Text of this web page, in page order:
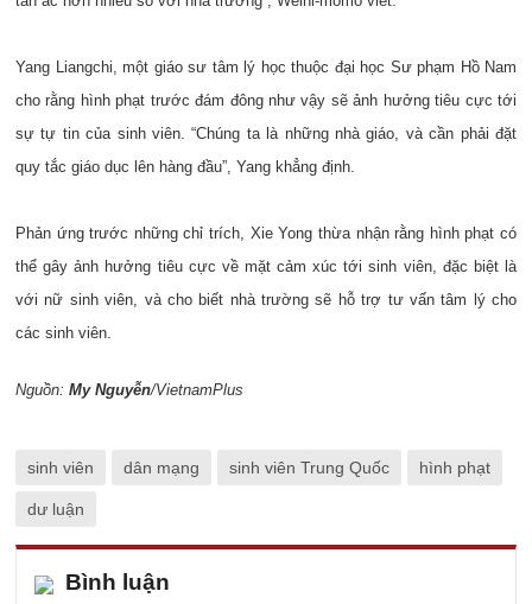
Yang Liangchi, một giáo sư tâm lý học thuộc đại học Sư phạm Hồ Nam
cho rằng hình phạt trước đám đông như vậy sẽ ảnh hưởng tiêu cực tới
sự tự tin của sinh viên. “Chúng ta là những nhà giáo, và cần phải đặt
quy tắc giáo dục lên hàng đầu”, Yang khẳng định.
Phản ứng trước những chỉ trích, Xie Yong thừa nhận rằng hình phạt có
thể gây ảnh hưởng tiêu cực về mặt cảm xúc tới sinh viên, đặc biệt là
với nữ sinh viên, và cho biết nhà trường sẽ hỗ trợ tư vấn tâm lý cho
các sinh viên.
Nguồn: My Nguyễn/VietnamPlus
sinh viên dân mạng sinh viên Trung Quốc hình phạt
dư luận
Bình luận